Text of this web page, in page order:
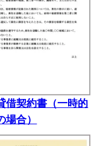
借契約書（一時的
場合）